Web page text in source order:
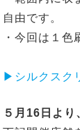
自由です。
・今回は１色
▶シルクスク
５月16日より